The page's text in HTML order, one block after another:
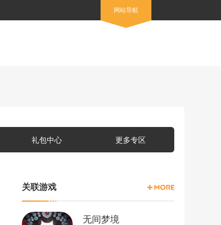
网站导航
礼包中心 更多专区
关联游戏
无间梦境